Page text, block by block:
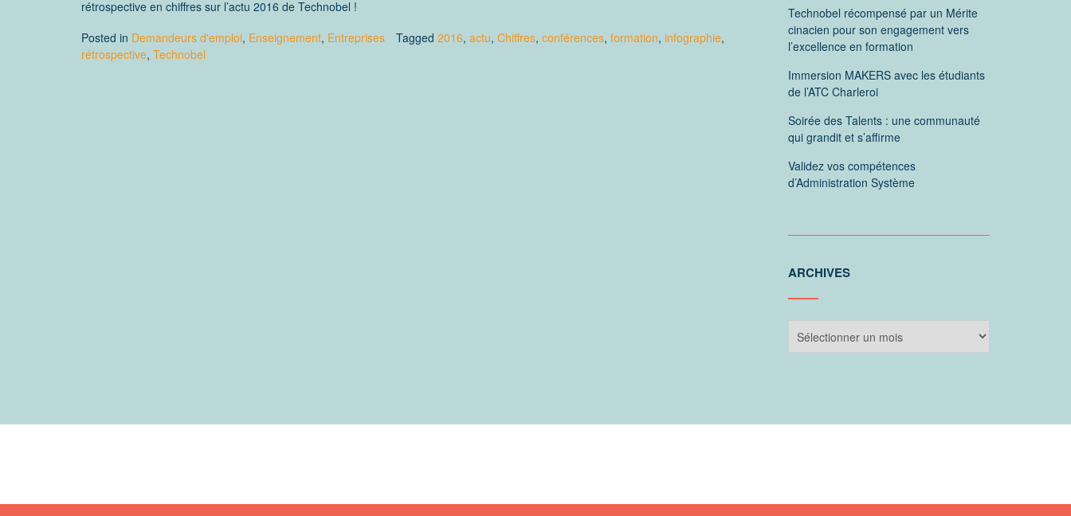
rétrospective en chiffres sur l’actu 2016 de Technobel !
Posted in Demandeurs d'emploi, Enseignement, Entreprises Tagged 2016, actu, Chiffres, conférences, formation, infographie,
rétrospective, Technobel
Technobel récompensé par un Mérite
cinacien pour son engagement vers
l’excellence en formation
Immersion MAKERS avec les étudiants
de l’ATC Charleroi
Soirée des Talents : une communauté
qui grandit et s’affirme
Validez vos compétences
d’Administration Système
ARCHIVES